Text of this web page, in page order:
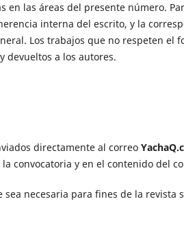
en las áreas del presente número.
interna del escrito, y la
Los trabajos que no respeten el
devueltos a los autores.
directamente al correo
convocatoria y en el contenido del
necesaria para fines de la revista